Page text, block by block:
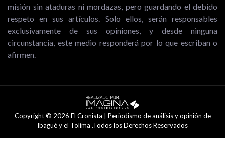
misión sin ataduras ni mordazas, pero guardando el debido
respeto en sus artículos. Solo ellos, serán responsables
exclusivamente de sus opiniones, y desde ninguna
circunstancia, este medio responderá por lo que escriban o
afirmen.
Copyright © 2026 El Cronista | Periodismo de análisis y opinión de
Ibagué y el Tolima .Todos los Derechos Reservados